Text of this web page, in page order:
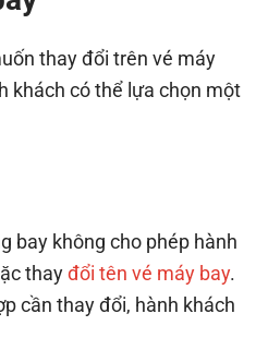
thay đổi trên vé máy
khách có thể lựa chọn một
bay không cho phép hành
thayđổi tên vé máy bay.
cần thay đổi, hành khách